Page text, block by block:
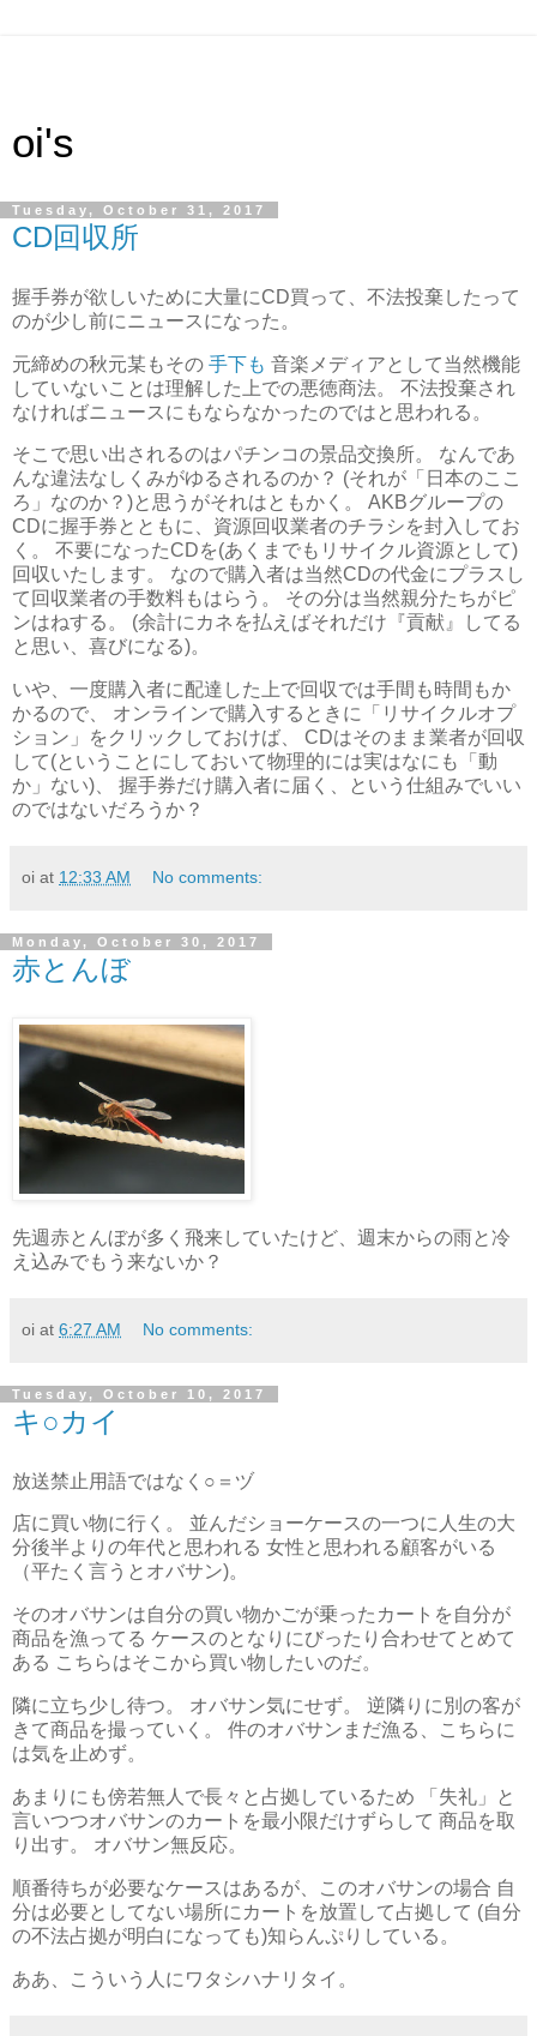
oi's
Tuesday, October 31, 2017
CD回収所
握手券が欲しいために大量にCD買って、不法投棄したって
のが少し前にニュースになった。
元締めの秋元某もその 手下も 音楽メディアとして当然機能
していないことは理解した上での悪徳商法。 不法投棄され
なければニュースにもならなかったのではと思われる。
そこで思い出されるのはパチンコの景品交換所。 なんであ
んな違法なしくみがゆるされるのか？ (それが「日本のここ
ろ」なのか？)と思うがそれはともかく。 AKBグループの
CDに握手券とともに、資源回収業者のチラシを封入してお
く。 不要になったCDを(あくまでもリサイクル資源として)
回収いたします。 なので購入者は当然CDの代金にプラスし
て回収業者の手数料もはらう。 その分は当然親分たちがピ
ンはねする。 (余計にカネを払えばそれだけ『貢献』してる
と思い、喜びになる)。
いや、一度購入者に配達した上で回収では手間も時間もか
かるので、 オンラインで購入するときに「リサイクルオプ
ション」をクリックしておけば、 CDはそのまま業者が回収
して(ということにしておいて物理的には実はなにも「動
か」ない)、 握手券だけ購入者に届く、という仕組みでいい
のではないだろうか？
oi at 12:33 AM No comments:
Monday, October 30, 2017
赤とんぼ
先週赤とんぼが多く飛来していたけど、週末からの雨と冷
え込みでもう来ないか？
oi at 6:27 AM No comments:
Tuesday, October 10, 2017
キ○カイ
放送禁止用語ではなく○＝ヅ
店に買い物に行く。 並んだショーケースの一つに人生の大
分後半よりの年代と思われる 女性と思われる顧客がいる
（平たく言うとオバサン)。
そのオバサンは自分の買い物かごが乗ったカートを自分が
商品を漁ってる ケースのとなりにびったり合わせてとめて
ある こちらはそこから買い物したいのだ。
隣に立ち少し待つ。 オバサン気にせず。 逆隣りに別の客が
きて商品を撮っていく。 件のオバサンまだ漁る、こちらに
は気を止めず。
あまりにも傍若無人で長々と占拠しているため 「失礼」と
言いつつオバサンのカートを最小限だけずらして 商品を取
り出す。 オバサン無反応。
順番待ちが必要なケースはあるが、このオバサンの場合 自
分は必要としてない場所にカートを放置して占拠して (自分
の不法占拠が明白になっても)知らんぷりしている。
ああ、こういう人にワタシハナリタイ。